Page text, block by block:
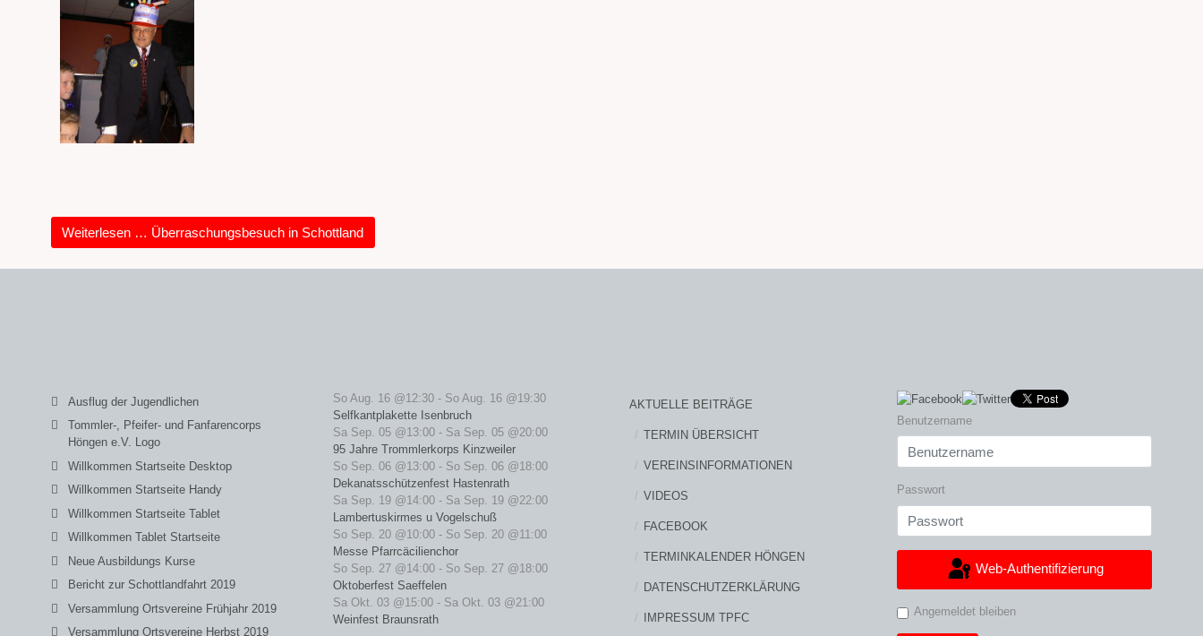
Weiterlesen … Überraschungsbesuch in Schottland
Ausflug der Jugendlichen
Tommler-, Pfeifer- und Fanfarencorps
Höngen e.V. Logo
Willkommen Startseite Desktop
Willkommen Startseite Handy
Willkommen Startseite Tablet
Willkommen Tablet Startseite
Neue Ausbildungs Kurse
Bericht zur Schottlandfahrt 2019
Versammlung Ortsvereine Frühjahr 2019
Versammlung Ortsvereine Herbst 2019
So Aug. 16 @12:30 - So Aug. 16 @19:30
Selfkantplakette Isenbruch
Sa Sep. 05 @13:00 - Sa Sep. 05 @20:00
95 Jahre Trommlerkorps Kinzweiler
So Sep. 06 @13:00 - So Sep. 06 @18:00
Dekanatsschützenfest Hastenrath
Sa Sep. 19 @14:00 - Sa Sep. 19 @22:00
Lambertuskirmes u Vogelschuß
So Sep. 20 @10:00 - So Sep. 20 @11:00
Messe Pfarrcäcilienchor
So Sep. 27 @14:00 - So Sep. 27 @18:00
Oktoberfest Saeffelen
Sa Okt. 03 @15:00 - Sa Okt. 03 @21:00
Weinfest Braunsrath
AKTUELLE BEITRÄGE
TERMIN ÜBERSICHT
VEREINSINFORMATIONEN
VIDEOS
FACEBOOK
TERMINKALENDER HÖNGEN
DATENSCHUTZERKLÄRUNG
IMPRESSUM TPFC
Benutzername
Passwort
Web-Authentifizierung
Angemeldet bleiben